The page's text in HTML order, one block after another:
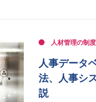
人材管理の制
人事データ
法、人事シ
説